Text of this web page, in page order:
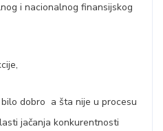
i nacionalnog finansijskog
dobro a šta nije u procesu
jačanja konkurentnosti